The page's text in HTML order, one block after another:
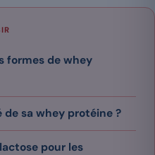
formes de whey
sa whey protéine ?
pour les